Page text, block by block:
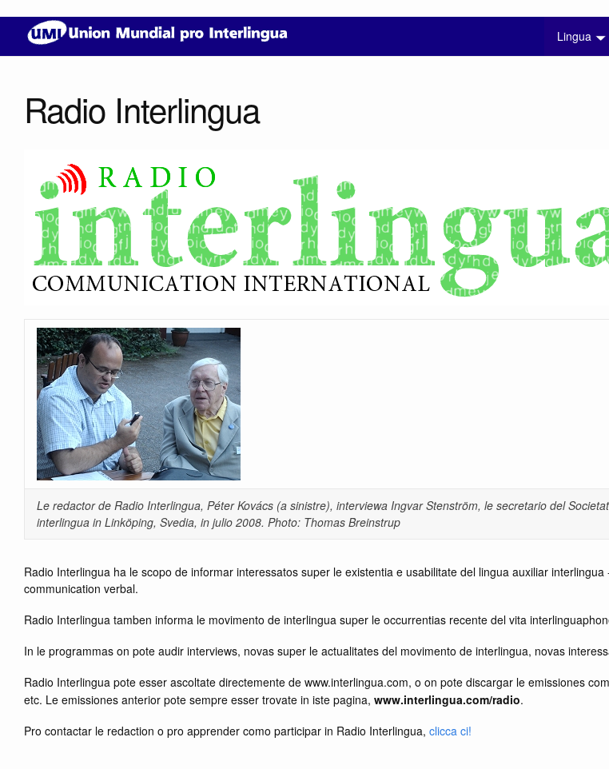
Lingua
Radio Interlingua
Le redactor de Radio Interlingua, Péter Kovács (a sinistre), interviewa Ingvar Stenström, le secretario del
interlingua in Linköping, Svedia, in julio 2008. Photo: Thomas Breinstrup
Radio Interlingua ha le scopo de informar interessatos super le existentia e usabilitate del lingua auxiliar
communication verbal.
Radio Interlingua tamben informa le movimento de interlingua super le occurrentias recente del vita
In le programmas on pote audir interviews, novas super le actualitates del movimento de interlingua, novas
Radio Interlingua pote esser ascoltate directemente de www.interlingua.com, o on pote discargar le emissiones
etc. Le emissiones anterior pote sempre esser trovate in iste pagina, www.interlingua.com/radio.
Pro contactar le redaction o pro apprender como participar in Radio Interlingua, clicca ci!